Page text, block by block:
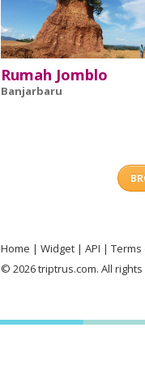
Rumah Jomblo
Banjarbaru
Home Widget API
Terms
© 2026 triptrus.com. All